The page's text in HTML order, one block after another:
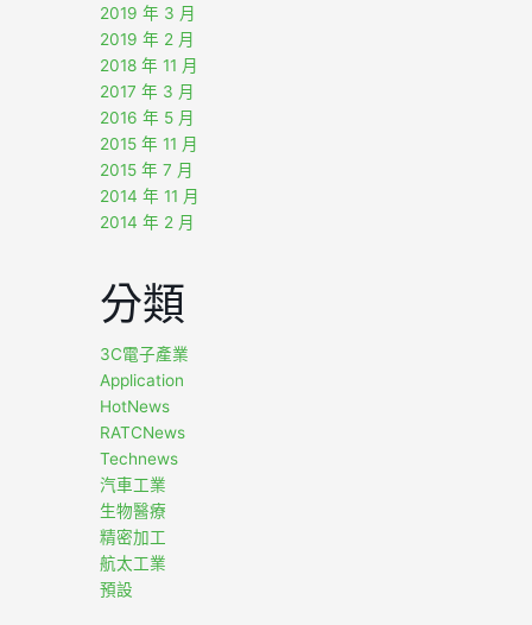
2019 年 3 月
2019 年 2 月
2018 年 11 月
2017 年 3 月
2016 年 5 月
2015 年 11 月
2015 年 7 月
2014 年 11 月
2014 年 2 月
分類
3C電子產業
Application
HotNews
RATCNews
Technews
汽車工業
生物醫療
精密加工
航太工業
預設